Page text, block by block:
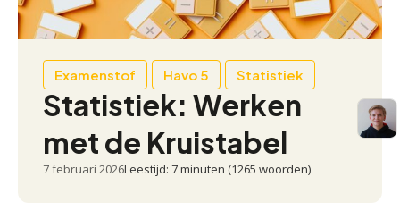
Examenstof Havo 5 Statistiek
Statistiek: Werken
met de Kruistabel
7 februari 2026Leestijd: 7 minuten (1265 woorden)